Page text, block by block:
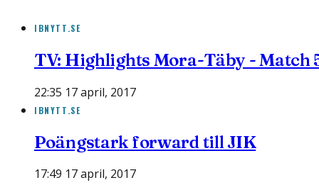
IBNYTT.SE
TV: Highlights Mora-Täby - Match
22:35 17 april, 2017
IBNYTT.SE
Poängstark forward till JIK
17:49 17 april, 2017